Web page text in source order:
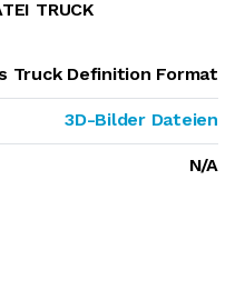
TRUCK
Truck Definition Format
3D-Bilder Dateien
N/A